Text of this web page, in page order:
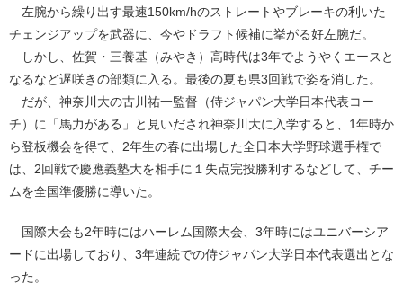
左腕から繰り出す最速150km/hのストレートやブレーキの利いた
チェンジアップを武器に、今やドラフト候補に挙がる好左腕だ。
しかし、佐賀・三養基（みやき）高時代は3年でようやくエースと
なるなど遅咲きの部類に入る。最後の夏も県3回戦で姿を消した。
だが、神奈川大の古川祐一監督（侍ジャパン大学日本代表コー
チ）に「馬力がある」と見いだされ神奈川大に入学すると、1年時か
ら登板機会を得て、2年生の春に出場した全日本大学野球選手権で
は、2回戦で慶應義塾大を相手に１失点完投勝利するなどして、チー
ムを全国準優勝に導いた。
国際大会も2年時にはハーレム国際大会、3年時にはユニバーシア
ードに出場しており、3年連続での侍ジャパン大学日本代表選出とな
った。